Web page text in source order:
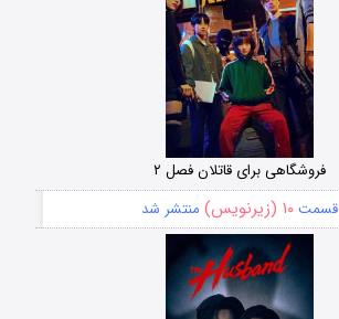
فروشگاهی برای قاتلان فصل ۲
قسمت۱۰ (زیرنویس) منتشر شد